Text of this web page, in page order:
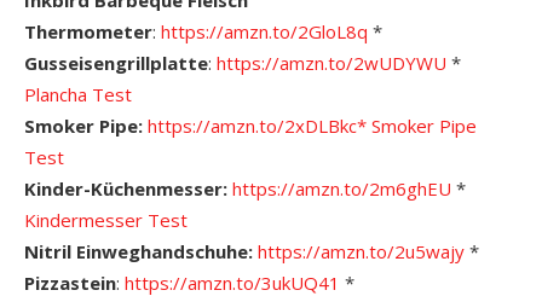
Thermometer: https://amzn.to/2GloL8q *
Gusseisengrillplatte: https://amzn.to/2wUDYWU *
Plancha Test
Smoker Pipe: https://amzn.to/2xDLBkc* Smoker Pipe
Test
Kinder-Küchenmesser: https://amzn.to/2m6ghEU *
Kindermesser Test
Nitril Einweghandschuhe: https://amzn.to/2u5wajy *
Pizzastein: https://amzn.to/3ukUQ41 *